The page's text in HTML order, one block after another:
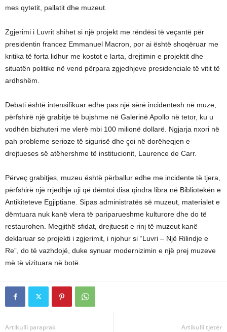
mes qytetit, pallatit dhe muzeut.
Zgjerimi i Luvrit shihet si një projekt me rëndësi të veçantë për
presidentin francez Emmanuel Macron, por ai është shoqëruar me
kritika të forta lidhur me kostot e larta, drejtimin e projektit dhe
situatën politike në vend përpara zgjedhjeve presidenciale të vitit të
ardhshëm.
Debati është intensifikuar edhe pas një sërë incidentesh në muze,
përfshirë një grabitje të bujshme në Galerinë Apollo në tetor, ku u
vodhën bizhuteri me vlerë mbi 100 milionë dollarë. Ngjarja nxori në
pah probleme serioze të sigurisë dhe çoi në dorëheqjen e
drejtueses së atëhershme të institucionit, Laurence de Carr.
Përveç grabitjes, muzeu është përballur edhe me incidente të tjera,
përfshirë një rrjedhje uji që dëmtoi disa qindra libra në Bibliotekën e
Antikiteteve Egjiptiane. Sipas administratës së muzeut, materialet e
dëmtuara nuk kanë vlera të pariparueshme kulturore dhe do të
restaurohen. Megjithë sfidat, drejtuesit e rinj të muzeut kanë
deklaruar se projekti i zgjerimit, i njohur si “Luvri – Një Rilindje e
Re”, do të vazhdojë, duke synuar modernizimin e një prej muzeve
më të vizituara në botë.
Artikulli paraprak Artikulli tjetër